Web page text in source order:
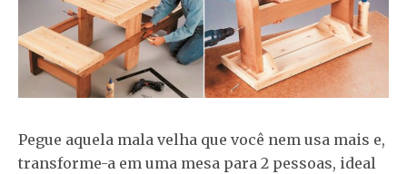
Pegue aquela mala velha que você nem usa mais e,
transforme-a em uma mesa para 2 pessoas, ideal